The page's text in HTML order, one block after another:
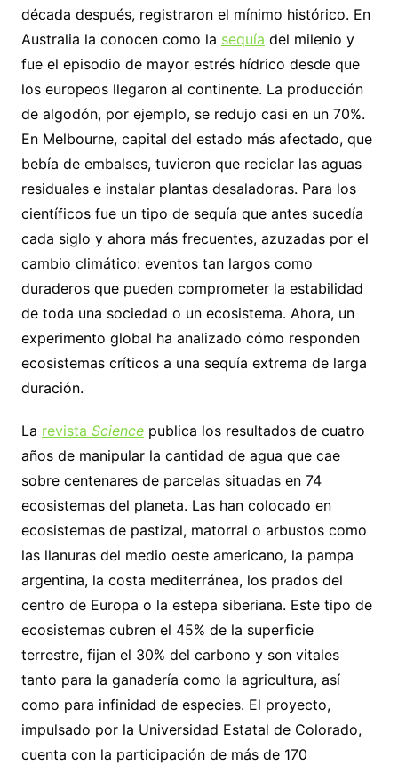
década después, registraron el mínimo histórico. En
Australia la conocen como la sequía del milenio y
fue el episodio de mayor estrés hídrico desde que
los europeos llegaron al continente. La producción
de algodón, por ejemplo, se redujo casi en un 70%.
En Melbourne, capital del estado más afectado, que
bebía de embalses, tuvieron que reciclar las aguas
residuales e instalar plantas desaladoras. Para los
científicos fue un tipo de sequía que antes sucedía
cada siglo y ahora más frecuentes, azuzadas por el
cambio climático: eventos tan largos como
duraderos que pueden comprometer la estabilidad
de toda una sociedad o un ecosistema. Ahora, un
experimento global ha analizado cómo responden
ecosistemas críticos a una sequía extrema de larga
duración.
La revista Sciencepublica los resultados de cuatro
años de manipular la cantidad de agua que cae
sobre centenares de parcelas situadas en 74
ecosistemas del planeta. Las han colocado en
ecosistemas de pastizal, matorral o arbustos como
las llanuras del medio oeste americano, la pampa
argentina, la costa mediterránea, los prados del
centro de Europa o la estepa siberiana. Este tipo de
ecosistemas cubren el 45% de la superficie
terrestre, fijan el 30% del carbono y son vitales
tanto para la ganadería como la agricultura, así
como para infinidad de especies. El proyecto,
impulsado por la Universidad Estatal de Colorado,
cuenta con la participación de más de 170